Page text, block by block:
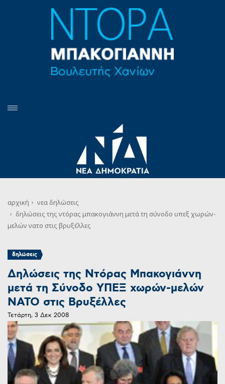
αρχική νεα δηλώσεις
δηλώσεις της ντόρας μπακογιάννη μετά τη σύνοδο υπεξ χωρών-
μελών νατο στις βρυξέλλες
δηλώσεις
Δηλώσεις της Ντόρας Μπακογιάννη
μετά τη Σύνοδο ΥΠΕΞ χωρών-μελών
ΝΑΤΟ στις Βρυξέλλες
Τετάρτη, 3 Δεκ 2008